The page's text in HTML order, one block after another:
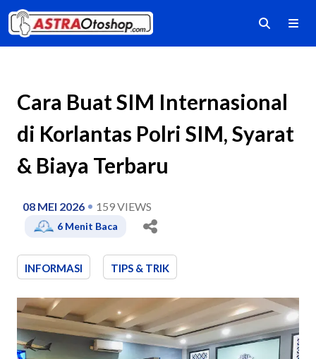
Cara Buat SIM Internasional
di Korlantas Polri SIM, Syarat
& Biaya Terbaru
08 MEI 2026 159VIEWS
6 Menit Baca
INFORMASI TIPS & TRIK